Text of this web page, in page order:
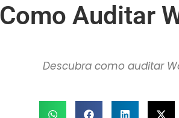
Como Auditar
Descubra como auditar